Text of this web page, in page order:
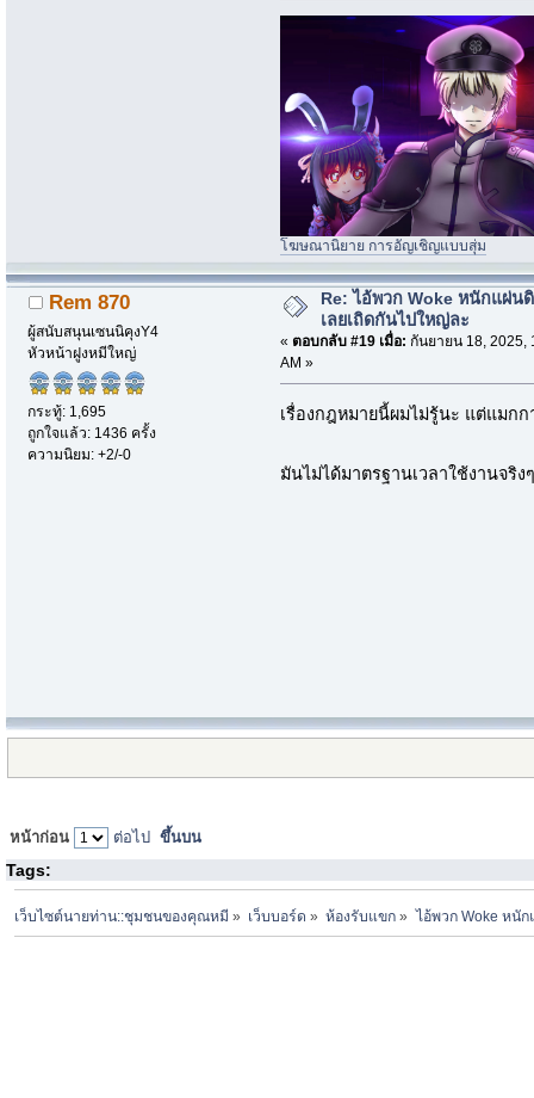
โฆษณานิยาย การอัญเชิญแบบสุ่ม
Rem 870
ผู้สนับสนุนเซนนิคุงY4
หัวหน้าฝูงหมีใหญ่
กระทู้: 1,695
ถูกใจแล้ว: 1436 ครั้ง
ความนิยม: +2/-0
Re: ไอ้พวก Woke หนักแผ่น
เลยเถิดกันไปใหญ่ละ
« ตอบกลับ #19 เมื่อ: กันยายน 18, 2025,
AM »
เรื่องกฎหมายนี้ผมไม่รู้นะ แต่แมก
มันไม่ได้มาตรฐานเวลาใช้งานจ
หน้าก่อน ต่อไป ขึ้นบน
Tags:
เว็บไซต์นายท่าน::ชุมชนของคุณหมี » เว็บบอร์ด » ห้องรับแขก » ไอ้พวก Woke หนั